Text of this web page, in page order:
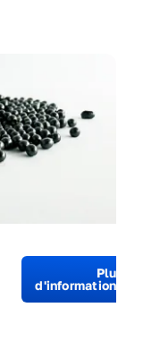
Plus
d'informations